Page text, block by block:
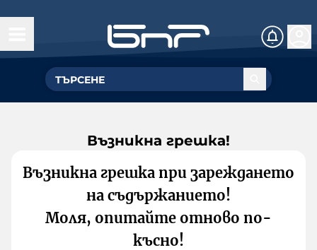
Възникна грешка!
Възникна грешка при зареждането
на съдържанието!
Моля, опитайте отново по-
късно!